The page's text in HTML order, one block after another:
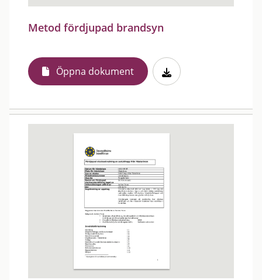
Metod fördjupad brandsyn
Öppna dokument